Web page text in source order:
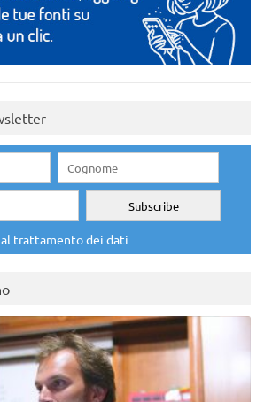
al trattamento dei dati